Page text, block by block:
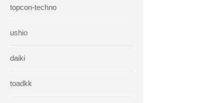
topcon-techno
ushio
daiki
toadkk